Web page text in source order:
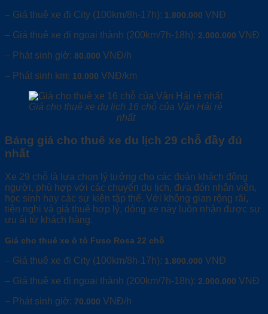
– Giá thuê xe đi City (100km/8h-17h): 1.800.000 VNĐ
– Giá thuê xe đi ngoại thành (200km/7h-18h): 2.000.000 VNĐ
– Phát sinh giờ: 80.000 VNĐ/h
– Phát sinh km: 10.000 VNĐ/km
Giá cho thuê xe du lịch 16 chỗ của Vân Hải rẻ
nhất
Bảng giá cho thuê xe du lịch 29 chỗ đầy đủ
nhất
Xe 29 chỗ là lựa chọn lý tưởng cho các đoàn khách đông
người, phù hợp với các chuyến du lịch, đưa đón nhân viên,
học sinh hay các sự kiện tập thể. Với không gian rộng rãi,
tiện nghi và giá thuê hợp lý, dòng xe này luôn nhận được sự
ưu ái từ khách hàng.
Giá cho thuê xe ô tô Fuso Rosa 22 chỗ
– Giá thuê xe đi City (100km/8h-17h): 1.800.000 VNĐ
– Giá thuê xe đi ngoại thành (200km/7h-18h): 2.000.000 VNĐ
– Phát sinh giờ: 70.000 VNĐ/h